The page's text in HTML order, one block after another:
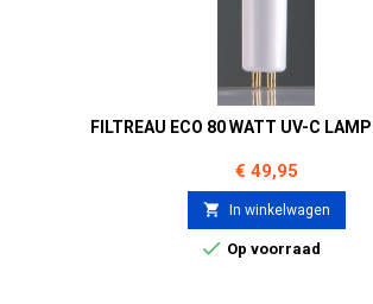
FILTREAU ECO 80 WATT UV-C
Prijs
€ 49,95
 In winkelwagen
 Op voorraad